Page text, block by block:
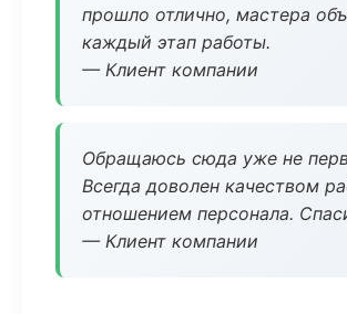
прошло отлично, мастера
каждый этап работы.
— Клиент компании
Обращаюсь сюда уже не
Всегда доволен качеством
отношением персонала.
— Клиент компании